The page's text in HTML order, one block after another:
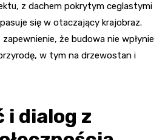
z dachem pokrytym ceglastymi
się w otaczający krajobraz.
że budowa nie wpłynie
w tym na drzewostan i
i dialog z